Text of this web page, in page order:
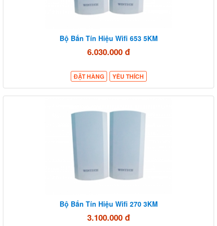
Bộ Bắn Tín Hiệu Wifi 653 5KM
6.030.000 đ
ĐẶT HÀNG YÊU THÍCH
Bộ Bắn Tín Hiệu Wifi 270 3KM
3.100.000 đ